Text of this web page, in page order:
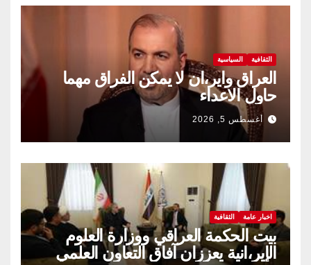
الثقافية السياسية
العراق واير،ان لا يمكن الفراق مهما
حاول الاعداء
أغسطس 5, 2026
اخبار عامة الثقافية
بيت الحكمة العراقي ووزارة العلوم
الإير،انية يعززان آفاق التعاون العلمي